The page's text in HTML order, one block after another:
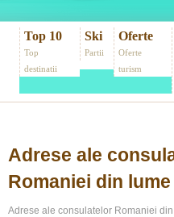
Top 10
Top
destinatii
Ski
Partii
Oferte
Oferte
turism
Adrese ale
Romaniei din lume
Adrese ale consulatelor Romaniei